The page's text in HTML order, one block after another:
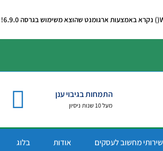
הוצא משימושבגרסה 6.9.0! IE conditional comments are ignored by all supported browsers. in
התמחות בגיבוי ענן
מעל 10 שנות ניסיון
שירותי מחשוב לעסקים אודות בלוג